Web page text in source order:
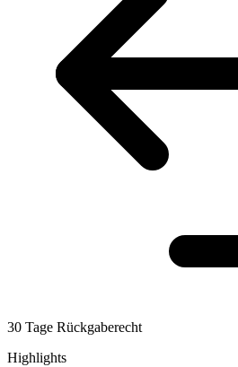
30 Tage Rückgaberecht
Highlights